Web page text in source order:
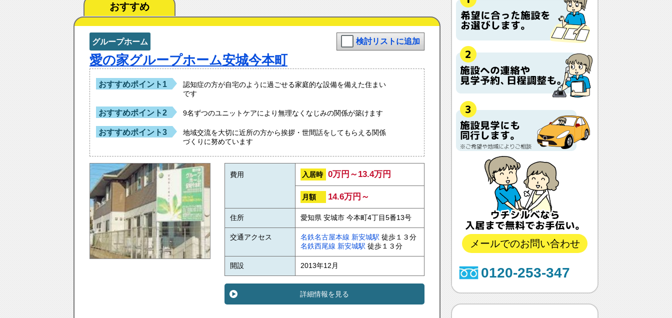
本当に相談無料？
他の紹介会社と「ウチシルベ」はどう
違うの？aa
おすすめ
グループホーム 検討リストに追加
愛の家グループホーム安城今本町
おすすめポイント1
認知症の方が自宅のように過ごせる家庭的な設備を備えた住まい
です
おすすめポイント2 9名ずつのユニットケアにより無理なくなじみの関係が築けます
おすすめポイント3
地域交流を大切に近所の方から挨拶・世間話をしてもらえる関係
づくりに努めています
費用 入居時 0万円～13.4万円
月額 14.6万円～
住所 愛知県 安城市 今本町4丁目5番13号
交通アクセス 名鉄名古屋本線 新安城駅 徒歩１３分
名鉄西尾線 新安城駅 徒歩１３分
開設 2013年12月
詳細情報を見る
メールでのお問い合わせ
0120-253-347